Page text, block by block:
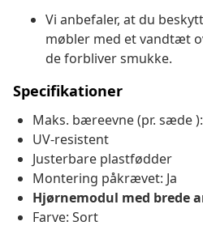
Vi anbefaler, at du
møbler med et vandtæt
de forbliver smukke.
Specifikationer
Maks. bæreevne (pr. sæde
UV-resistent
Justerbare plastfødder
Montering påkrævet: Ja
Hjørnemodul med brede
Farve: Sort